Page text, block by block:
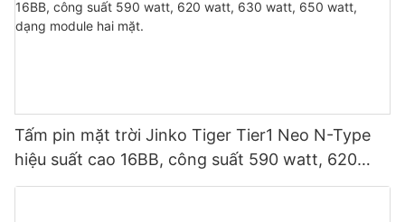
Tấm pin mặt trời Jinko Tiger Tier1 Neo N-Type
hiệu suất cao 16BB, công suất 590 watt, 620
watt, 630 watt, 650 watt, dạng module hai mặt.